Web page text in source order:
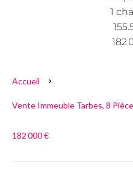
1
182
Accueil
Vente Immeuble Tarbes, 8
182 000 €